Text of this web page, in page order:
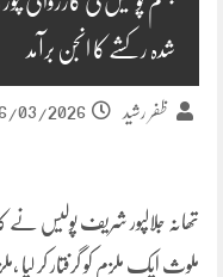
شدہ رکشے کا انجن برآمد
ظفر رشید 03/2026
تھانہ جلالپور شریف پولیس
ملوث ایک ملزم کو گرفتار کر